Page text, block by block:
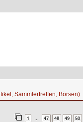
Sammlertreffen, Börsen)
1 47 48 49 50